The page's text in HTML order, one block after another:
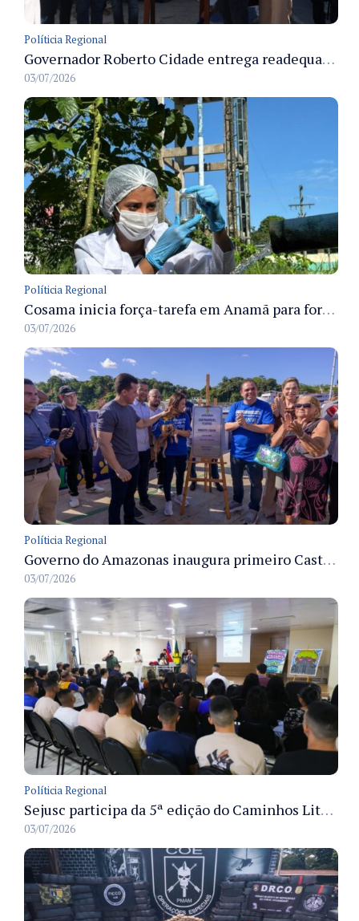
Políticia Regional
Governador Roberto Cidade entrega readequação do ambulatório da FCecon e amplia capacidade de atendimento oncológico em Manaus
03/07/2026
Políticia Regional
Cosama inicia força-tarefa em Anamã para fortalecer abastecimento de água e segurança hídrica da população
03/07/2026
Políticia Regional
Governo do Amazonas inaugura primeiro Castramóvel Fluvial para atendimento veterinário às comunidades ribeirinhas e castração gratuita
03/07/2026
Políticia Regional
Sejusc participa da 5ª edição do Caminhos Literários com foco na cultura hip-hop nas unidades socioeducativas
03/07/2026